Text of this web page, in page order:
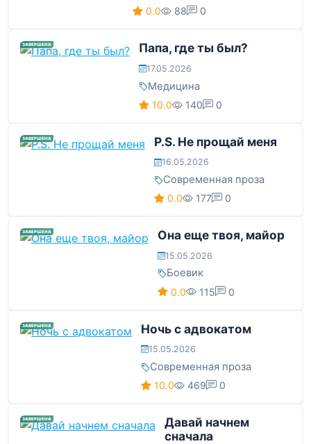
0.0 88 0
ЗАВЕРШЕНА Папа, где ты был?
17.05.2026
Медицина
10.0 140 0
ЗАВЕРШЕНА P.S. Не прощай меня
16.05.2026
Современная проза
0.0 177 0
ЗАВЕРШЕНА Она еще твоя, майор
15.05.2026
Боевик
0.0 115 0
ЗАВЕРШЕНА Ночь с адвокатом
15.05.2026
Современная проза
10.0 469 0
ЗАВЕРШЕНА
Давай начнем
сначала